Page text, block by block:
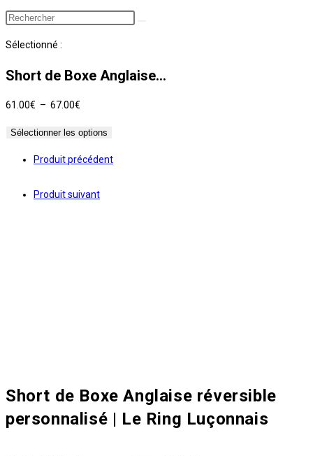
website
search
Sélectionné :
Short de Boxe Anglaise…
61.00€ – 67.00€
prix :
61.00€
67.00€
Sélectionner les options
Produit précédent
Produit suivant
Short de Boxe Anglaise réversible
personnalisé | Le Ring Luçonnais